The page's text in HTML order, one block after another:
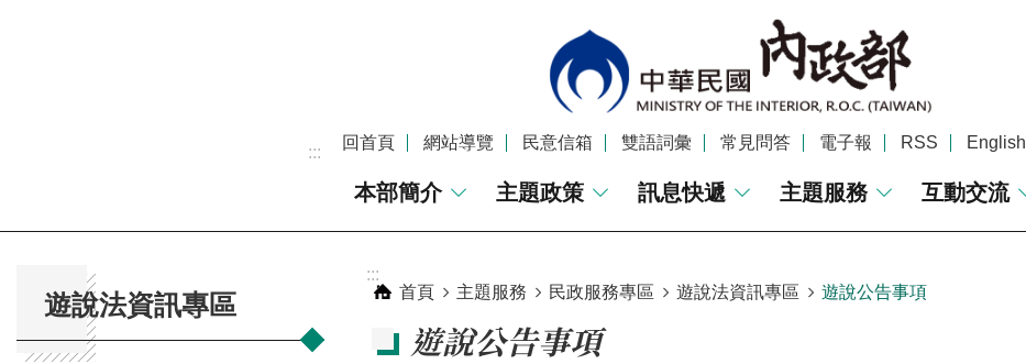
:::
回首頁 網站導覽 民意信箱 雙語詞彙 常見問答 電子報 RSS English
本部簡介 主題政策 訊息快遞 主題服務 互動交流
遊說法資訊專區
:::
首頁
主題服務 民政服務專區 遊說法資訊專區 遊說公告事項
遊說公告事項